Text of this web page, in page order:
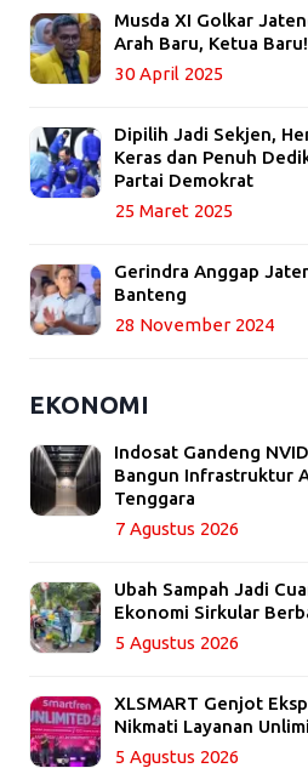
Musda XI Golkar
Arah Baru, Ketua Baru!
30 April 2025
Dipilih Jadi Sekjen,
Keras dan Penuh
Partai Demokrat
25 Maret 2025
Gerindra Anggap
Banteng
28 November 2024
EKONOMI
Indosat Gandeng
Bangun Infrastruktur
Tenggara
7 Agustus 2026
Ubah Sampah Jadi
Ekonomi Sirkular
5 Agustus 2026
XLSMART Genjot
Nikmati Layanan
5 Agustus 2026